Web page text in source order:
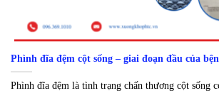
Phình đĩa đệm cột sống – giai đoạn đầu của
Phình đĩa đệm là tình trạng chấn thương cột sống